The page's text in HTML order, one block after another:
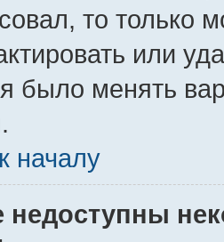
то только
или
было менять
началу
недоступны